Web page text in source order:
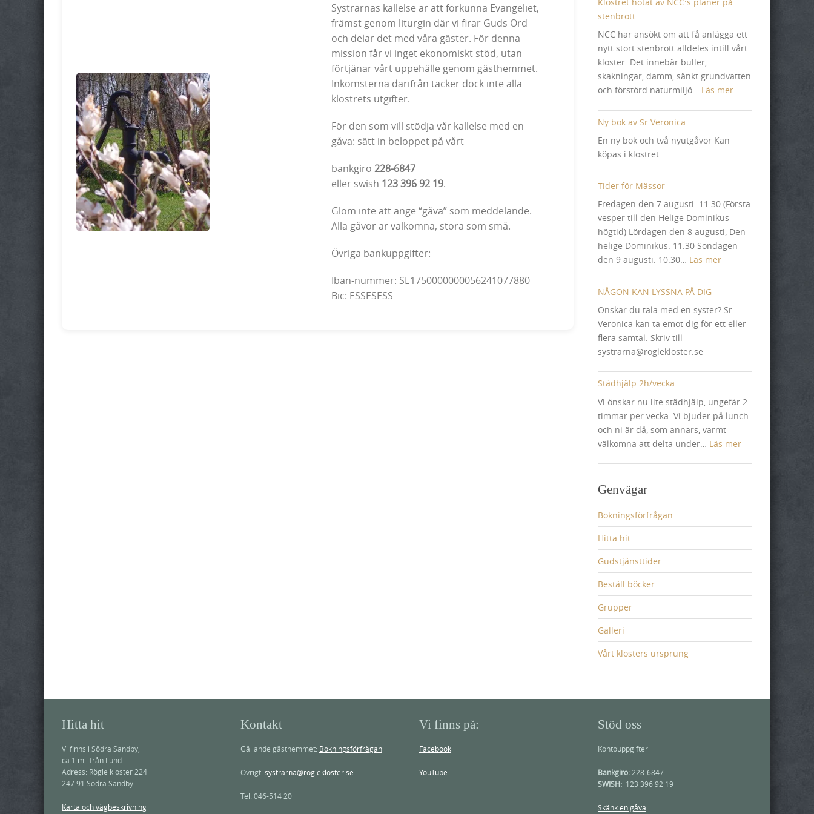
Systrarnas kallelse är att förkunna Evangeliet,
främst genom liturgin där vi firar Guds Ord
och delar det med våra gäster. För denna
mission får vi inget ekonomiskt stöd, utan
förtjänar vårt uppehälle genom gästhemmet.
Inkomsterna därifrån täcker dock inte alla
klostrets utgifter.
För den som vill stödja vår kallelse med en
gåva: sätt in beloppet på vårt
bankgiro228-6847
eller swish 123 396 92 19.
Glöm inte att ange “gåva” som meddelande.
Alla gåvor är välkomna, stora som små.
Övriga bankuppgifter:
Iban-nummer: SE1750000000056241077880
Bic: ESSESESS
stenbrott
NCC har ansökt om att få anlägga ett
nytt stort stenbrott alldeles intill vårt
kloster. Det innebär buller,
skakningar, damm, sänkt grundvatten
och förstörd naturmiljö… Läs mer:
på
Ny bok av Sr Veronica
En ny bok och två nyutgåvor Kan
köpas i klostret
Tider för Mässor
Fredagen den 7 augusti: 11.30 (Första
vesper till den Helige Dominikus
högtid) Lördagen den 8 augusti, Den
helige Dominikus: 11.30 Söndagen
den 9 augusti: 10.30… Läs mer:
NÅGON KAN LYSSNA PÅ DIG
Önskar du tala med en syster? Sr
Veronica kan ta emot dig för ett eller
flera samtal. Skriv till
systrarna@roglekloster.se
Städhjälp 2h/vecka
Vi önskar nu lite städhjälp, ungefär 2
timmar per vecka. Vi bjuder på lunch
och ni är då, som annars, varmt
välkomna att delta under… Läs mer:
Genvägar
Bokningsförfrågan
Hitta hit
Gudstjänsttider
Beställ böcker
Grupper
Galleri
Vårt klosters ursprung
Hitta hit
Vi finns i Södra Sandby,
ca 1 mil från Lund.
Adress: Rögle kloster 224
247 91 Södra Sandby
Karta och vägbeskrivning
Kontakt
Gällande gästhemmet: Bokningsförfrågan
Övrigt: systrarna@roglekloster.se
Tel. 046-514 20
Vi finns på:
Facebook
YouTube
Stöd oss
Kontouppgifter
Bankgiro: 228-6847
SWISH: 123 396 92 19
Skänk en gåva